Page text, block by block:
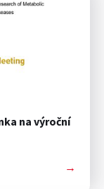
na výroční
→